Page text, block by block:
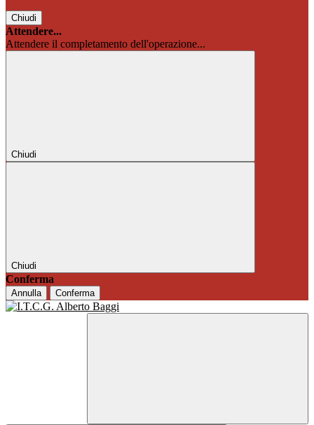
Chiudi
Attendere...
Attendere il completamento dell'operazione...
Chiudi
Chiudi
Conferma
Annulla Conferma